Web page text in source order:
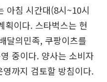
아침 시간대(8시~10시
획이다. 스타벅스는 현
달의민족, 쿠팡이츠를
중이다. 양사는 소비자
까지 검토할 방침이다.